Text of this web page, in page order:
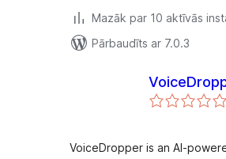
Mazāk par 10 aktīvās
Pārbaudīts ar 7.0.3
VoiceDropper is an AI-